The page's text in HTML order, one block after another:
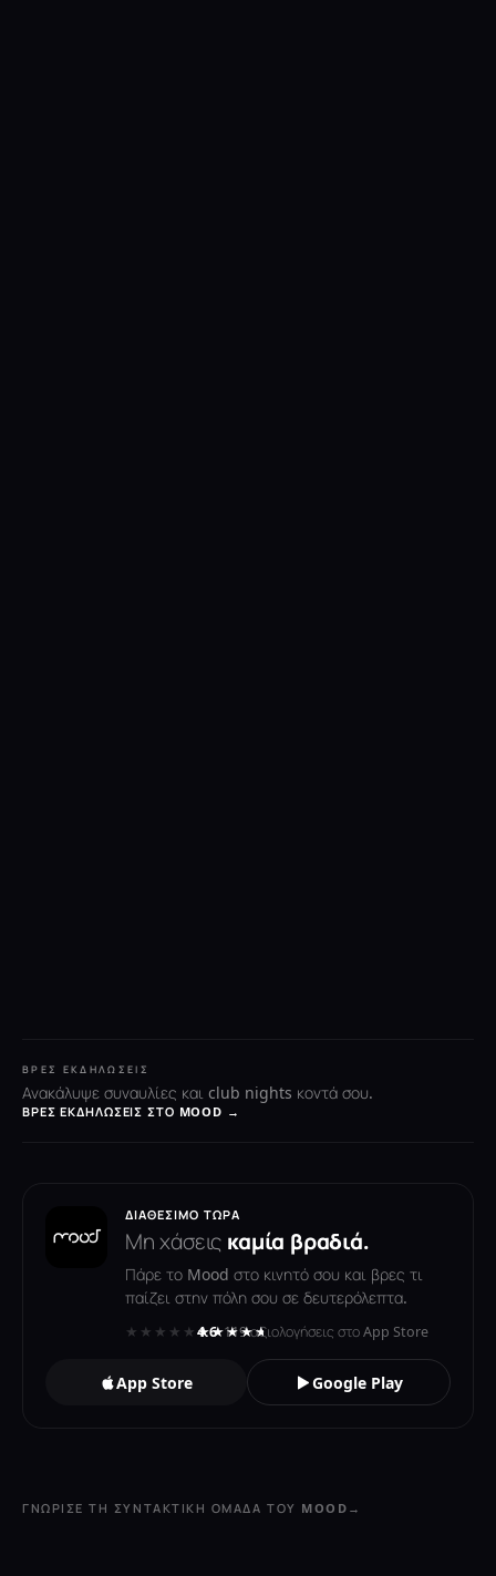
ΒΡΕΣ ΕΚΔΗΛΏΣΕΙΣ
Ανακάλυψε συναυλίες και club nights κοντά σου.
ΒΡΕΣ ΕΚΔΗΛΏΣΕΙΣ ΣΤΟ MOOD →
ΔΙΑΘΈΣΙΜΟ ΤΏΡΑ
Μη χάσεις καμία βραδιά.
Πάρε το Mood στο κινητό σου και βρες τι
παίζει στην πόλη σου σε δευτερόλεπτα.
★★★★★★★★★★
4.6· 119 αξιολογήσεις στο App Store
App Store Google Play
ΓΝΏΡΙΣΕ ΤΗ ΣΥΝΤΑΚΤΙΚΉ ΟΜΆΔΑ ΤΟΥ MOOD →